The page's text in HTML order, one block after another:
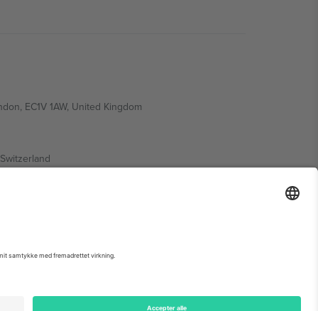
EC1V 1AW, United Kingdom